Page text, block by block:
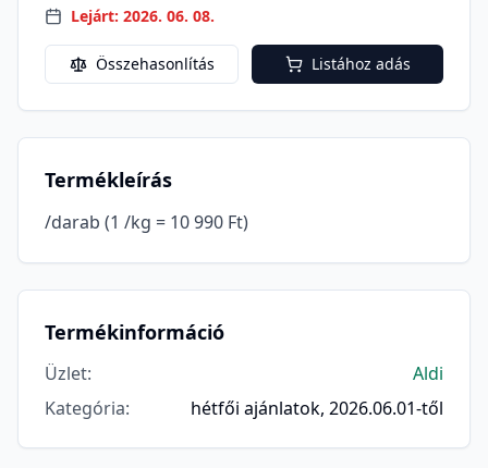
Lejárt: 2026. 06. 08.
Összehasonlítás Listához adás
Termékleírás
/darab (1 /kg = 10 990 Ft)
Termékinformáció
Üzlet:
Aldi
Kategória: hétfői ajánlatok, 2026.06.01-től